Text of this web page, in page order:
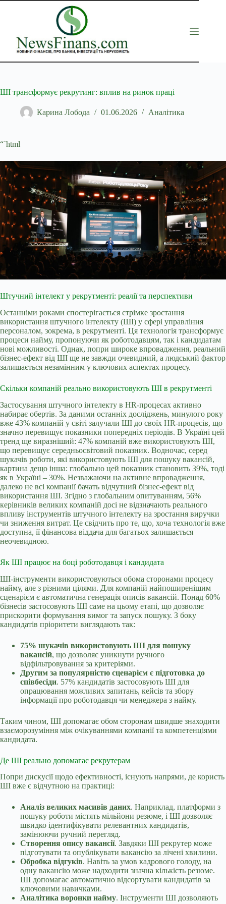
Перейти
ШІ трансформує рекрутинг: вплив на ринок праці
Карина Лобода 01.06.2026 Аналітика
“`html
Штучний інтелект у рекрутменті: реалії та перспективи
Останніми роками спостерігається стрімке зростання
використання штучного інтелекту (ШІ) у сфері управління
персоналом, зокрема, в рекрутменті. Ця технологія трансформує
процеси найму, пропонуючи як роботодавцям, так і кандидатам
нові можливості. Однак, попри широке впровадження, реальний
бізнес-ефект від ШІ ще не завжди очевидний, а людський фактор
залишається незамінним у ключових аспектах процесу.
Скільки компаній реально використовують ШІ в рекрутменті
Застосування штучного інтелекту в HR-процесах активно
набирає обертів. За даними останніх досліджень, минулого року
вже 43% компаній у світі залучали ШІ до своїх HR-процесів, що
значно перевищує показники попередніх періодів. В Україні цей
тренд ще виразніший: 47% компаній вже використовують ШІ,
що перевищує середньосвітовий показник. Водночас, серед
шукачів роботи, які використовують ШІ для пошуку вакансій,
картина дещо інша: глобально цей показник становить 39%, тоді
як в Україні – 30%. Незважаючи на активне впровадження,
далеко не всі компанії бачать відчутний бізнес-ефект від
використання ШІ. Згідно з глобальним опитуванням, 56%
керівників великих компаній досі не відзначають реального
впливу інструментів штучного інтелекту на зростання виручки
чи зниження витрат. Це свідчить про те, що, хоча технологія вже
доступна, її фінансова віддача для багатьох залишається
неочевидною.
Як ШІ працює на боці роботодавця і кандидата
ШІ-інструменти використовуються обома сторонами процесу
найму, але з різними цілями. Для компаній найпоширенішим
сценарієм є автоматична генерація описів вакансій. Понад 60%
бізнесів застосовують ШІ саме на цьому етапі, що дозволяє
прискорити формування вимог та запуск пошуку. З боку
кандидатів пріоритети виглядають так:
75% шукачів використовують ШІ для пошуку
вакансій, що дозволяє уникнути ручного
відфільтровування за критеріями.
Другим за популярністю сценарієм є підготовка до
співбесіди. 57% кандидатів застосовують ШІ для
опрацювання можливих запитань, кейсів та збору
інформації про роботодавця чи менеджера з найму.
Таким чином, ШІ допомагає обом сторонам швидше знаходити
взаєморозуміння між очікуваннями компанії та компетенціями
кандидата.
Де ШІ реально допомагає рекрутерам
Попри дискусії щодо ефективності, існують напрями, де користь
ШІ вже є відчутною на практиці:
Аналіз великих масивів даних. Наприклад, платформи з
пошуку роботи містять мільйони резюме, і ШІ дозволяє
швидко ідентифікувати релевантних кандидатів,
замінюючи ручний перегляд.
Створення опису вакансії. Завдяки ШІ рекрутер може
підготувати та опублікувати вакансію за лічені хвилини.
Обробка відгуків. Навіть за умов кадрового голоду, на
одну вакансію може надходити значна кількість резюме.
ШІ допомагає автоматично відсортувати кандидатів за
ключовими навичками.
Аналітика воронки найму. Інструменти ШІ дозволяють